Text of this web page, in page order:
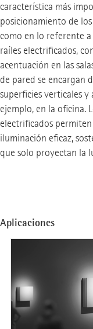
característica más
posicionamiento de
como en lo referente
raíles electrificados,
acentuación en las
de pared se encargan
superficies verticales
ejemplo, en la oficina.
electrificados
iluminación eficaz,
que solo proyectan la
Aplicaciones